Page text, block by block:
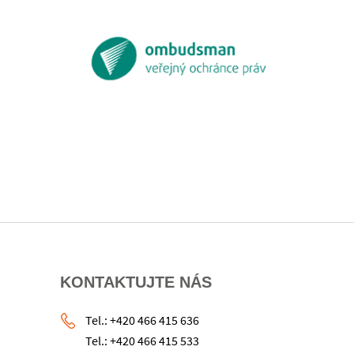
KONTAKTUJTE NÁS
Tel.: +420 466 415 636
Tel.: +420 466 415 533